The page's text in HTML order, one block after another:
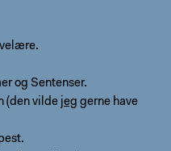
og Sentenser.
(den vilde jeg gerne have